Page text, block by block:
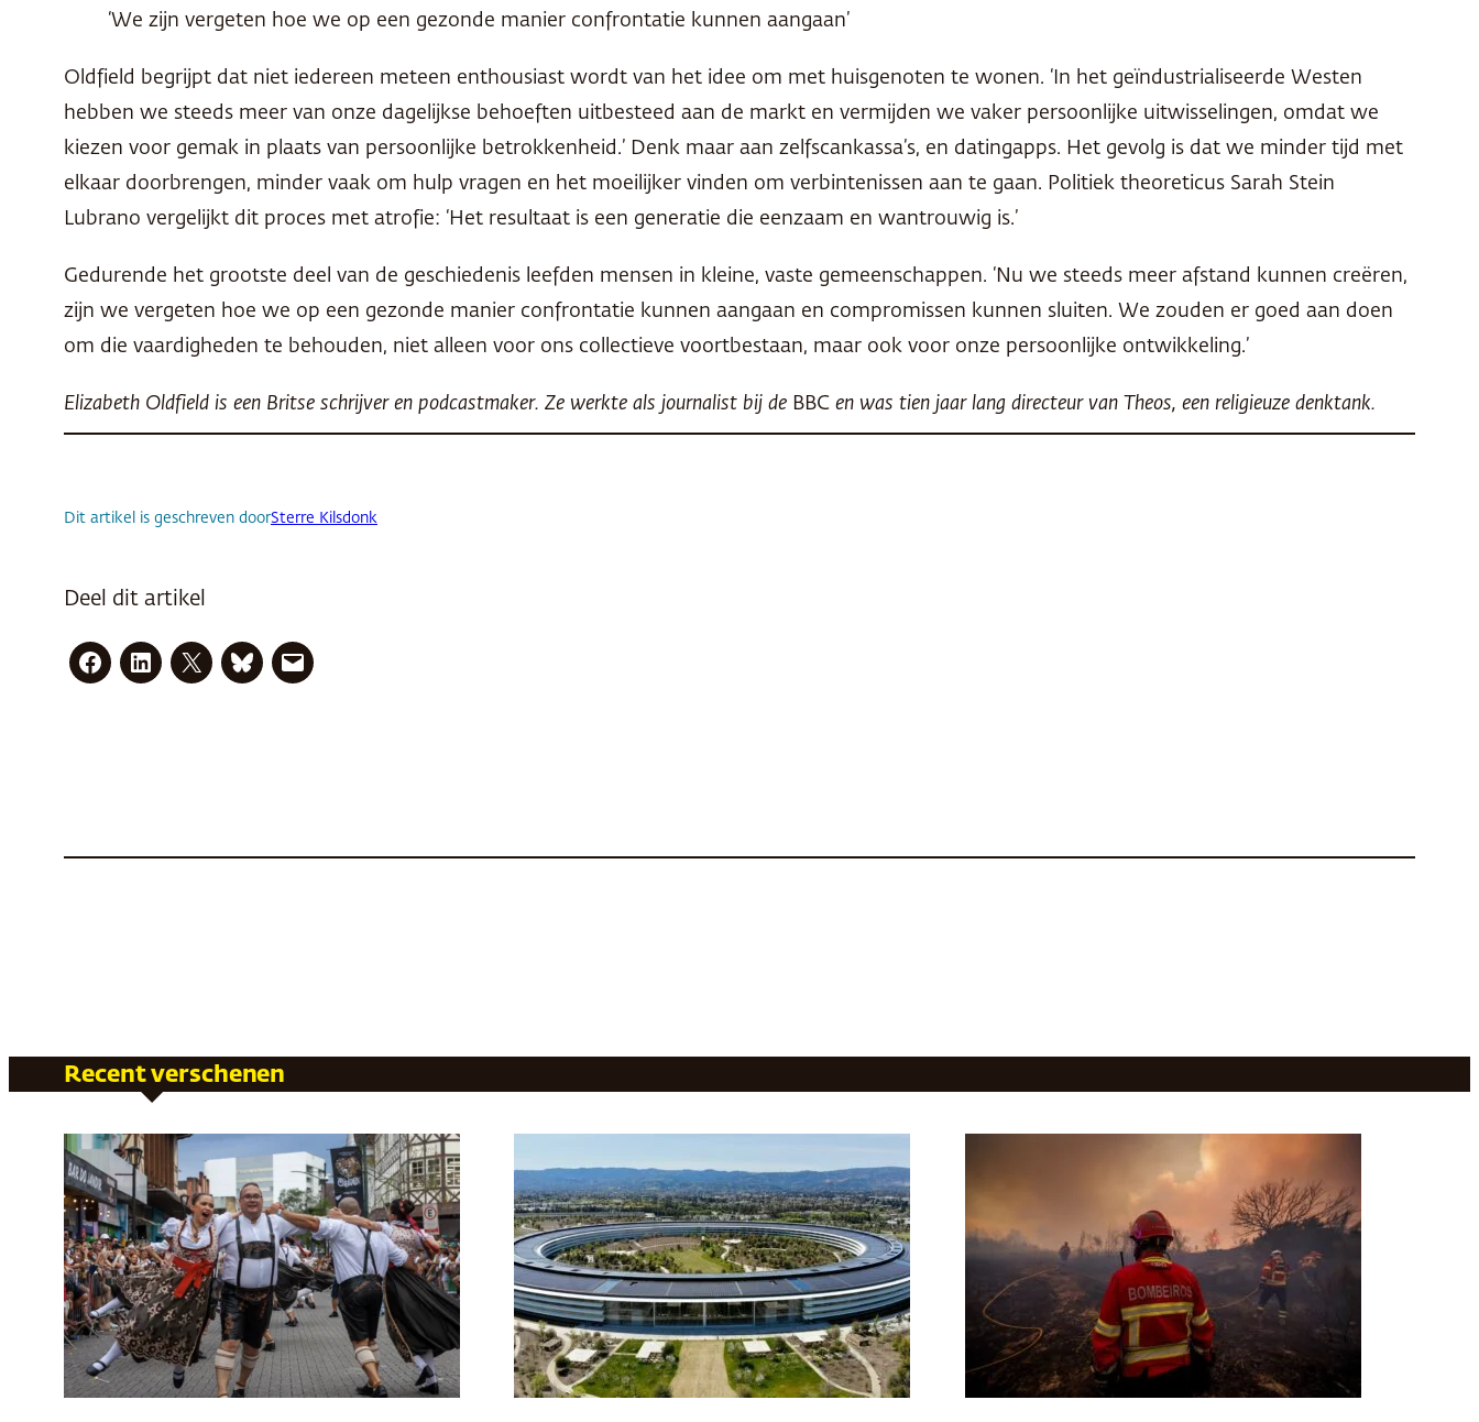
‘We zijn vergeten hoe we op een gezonde manier confrontatie kunnen aangaan’
Oldfield begrijpt dat niet iedereen meteen enthousiast wordt van het idee om met huisgenoten te wonen. ‘In het geïndustrialiseerde Westen
hebben we steeds meer van onze dagelijkse behoeften uitbesteed aan de markt en vermijden we vaker persoonlijke uitwisselingen, omdat we
kiezen voor gemak in plaats van persoonlijke betrokkenheid.’ Denk maar aan zelfscankassa’s, en datingapps. Het gevolg is dat we minder tijd met
elkaar doorbrengen, minder vaak om hulp vragen en het moeilijker vinden om verbintenissen aan te gaan. Politiek theoreticus Sarah Stein
Lubrano vergelijkt dit proces met atrofie: ‘Het resultaat is een generatie die eenzaam en wantrouwig is.’
Gedurende het grootste deel van de geschiedenis leefden mensen in kleine, vaste gemeenschappen. ‘Nu we steeds meer afstand kunnen creëren,
zijn we vergeten hoe we op een gezonde manier confrontatie kunnen aangaan en compromissen kunnen sluiten. We zouden er goed aan doen
om die vaardigheden te behouden, niet alleen voor ons collectieve voortbestaan, maar ook voor onze persoonlijke ontwikkeling.’
Elizabeth Oldfield is een Britse schrijver en podcastmaker. Ze werkte als journalist bij de BBC en was tien jaar lang directeur van Theos, een religieuze denktank.
Dit artikel is geschreven doorSterre Kilsdonk
Deel dit artikel
Recent verschenen